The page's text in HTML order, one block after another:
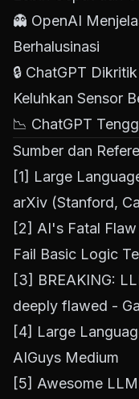
👻 OpenAI
Berhalusinasi
🔒 ChatGPT
Keluhkan Sensor
📉 ChatGPT
Sumber dan
[1] Large
arXiv (Stanford,
[2] AI's Fatal
Fail Basic Logic
[3] BREAKING:
deeply flawed -
[4] Large
AIGuys Medium
[5] Awesome